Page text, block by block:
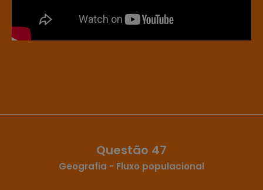
Questão 47
Geografia - Fluxo populacional